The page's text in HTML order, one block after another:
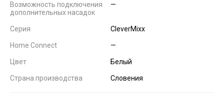
Возможность подключения
дополнительных насадок
—
Серия CleverMixx
Home Connect —
Цвет Белый
Страна производства Словения